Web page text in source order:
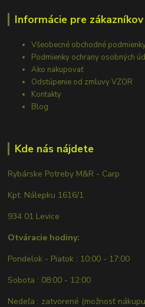
Informácie pre zákazníkov
Všeobecné obchodné
Podmienky ochrany osobných
Ako nakupovať
Odstúpenie od zmluvy VZOR
Kontakty
Blog
Kde nás nájdete
Rybárske Potreby M&R - Carp
Kpt. Nálepku 1616/1
934 01 Levice
Otváracie hodiny:
Pondelok - Piatok : 10:00 - 17:00
Sobota : 08:00 - 12:00
Nedeľa : zatvorené (možnosť